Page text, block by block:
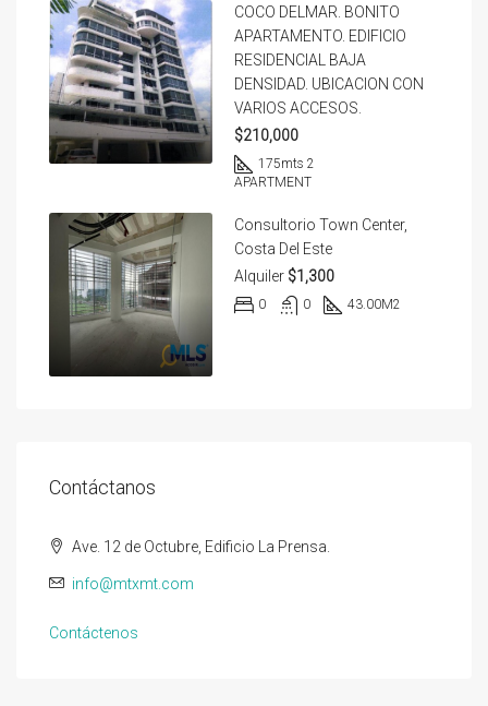
COCO DELMAR. BONITO
APARTAMENTO. EDIFICIO
RESIDENCIAL BAJA
DENSIDAD. UBICACION CON
VARIOS ACCESOS.
$210,000
175mts 2
APARTMENT
Consultorio Town Center,
Costa Del Este
Alquiler $1,300
0 0 43.00M2
Contáctanos
Ave. 12 de Octubre, Edificio La Prensa.
info@mtxmt.com
Contáctenos